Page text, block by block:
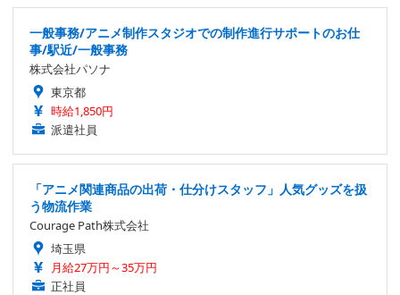
一般事務/アニメ制作スタジオでの制作進行サポートのお仕
事/駅近/一般事務
株式会社パソナ
東京都
時給1,850円
派遣社員
「アニメ関連商品の出荷・仕分けスタッフ」人気グッズを扱
う物流作業
Courage Path株式会社
埼玉県
月給27万円～35万円
正社員